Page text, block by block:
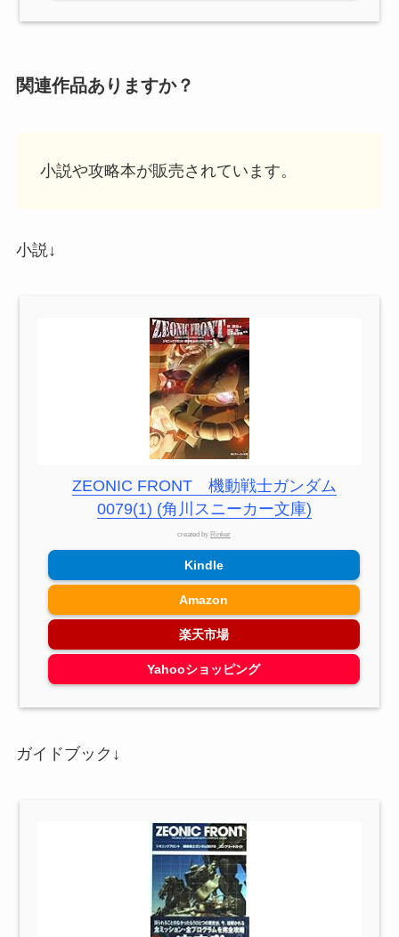
関連作品ありますか？
小説や攻略本が販売されています。
小説↓
ZEONIC FRONT 機動戦士ガンダム
0079(1) (角川スニーカー文庫)
created by Rinker
Kindle
Amazon
楽天市場
Yahooショッピング
ガイドブック↓